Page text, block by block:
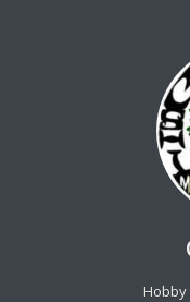
Hobby